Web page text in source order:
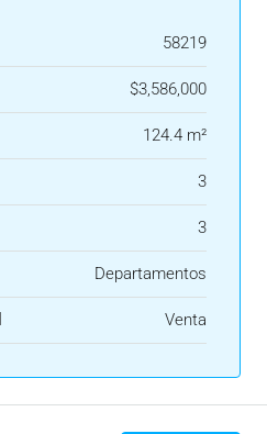
58219
$3,586,000
124.4 m²
3
3
Departamentos
Venta